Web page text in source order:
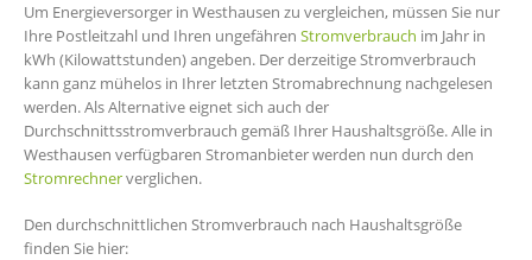
Um Energieversorger in Westhausen zu vergleichen, müssen Sie nur
Ihre Postleitzahl und Ihren ungefähren Stromverbrauch im Jahr in
kWh (Kilowattstunden) angeben. Der derzeitige Stromverbrauch
kann ganz mühelos in Ihrer letzten Stromabrechnung nachgelesen
werden. Als Alternative eignet sich auch der
Durchschnittsstromverbrauch gemäß Ihrer Haushaltsgröße. Alle in
Westhausen verfügbaren Stromanbieter werden nun durch den
Stromrechnerverglichen.
Den durchschnittlichen Stromverbrauch nach Haushaltsgröße
finden Sie hier: